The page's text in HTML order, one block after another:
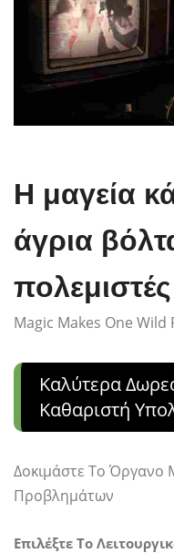
Η μαγεία
άγρια
Magic Makes One
Καλύτερα
Καθαριστή
Δοκιμάστε Το Όργανο
Προβλημάτων
Επιλέξτε Το